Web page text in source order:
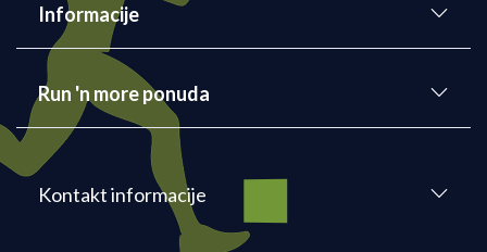
Informacije
Run 'n more ponuda
Kontakt informacije